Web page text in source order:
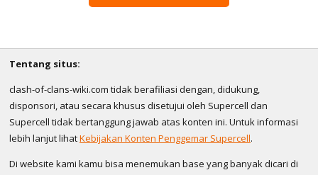
Tentang situs:
clash-of-clans-wiki.com tidak berafiliasi dengan, didukung,
disponsori, atau secara khusus disetujui oleh Supercell dan
Supercell tidak bertanggung jawab atas konten ini. Untuk informasi
lebih lanjut lihatKebijakan Konten Penggemar Supercell.
Di website kami kamu bisa menemukan base yang banyak dicari di